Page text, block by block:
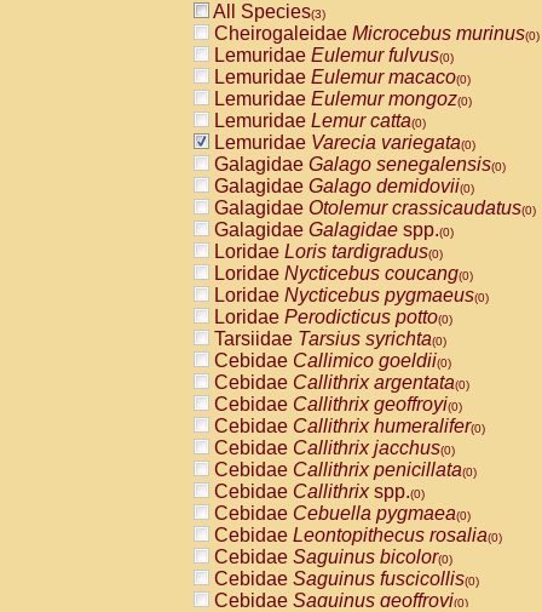
All Species(3)
Cheirogaleidae Microcebus murinus(0)
Lemuridae Eulemur fulvus(0)
Lemuridae Eulemur macaco(0)
Lemuridae Eulemur mongoz(0)
Lemuridae Lemur catta(0)
Lemuridae Varecia variegata(0)
Galagidae Galago senegalensis(0)
Galagidae Galago demidovii(0)
Galagidae Otolemur crassicaudatus(0)
Galagidae Galagidae spp.(0)
Loridae Loris tardigradus(0)
Loridae Nycticebus coucang(0)
Loridae Nycticebus pygmaeus(0)
Loridae Perodicticus potto(0)
Tarsiidae Tarsius syrichta(0)
Cebidae Callimico goeldii(0)
Cebidae Callithrix argentata(0)
Cebidae Callithrix geoffroyi(0)
Cebidae Callithrix humeralifer(0)
Cebidae Callithrix jacchus(0)
Cebidae Callithrix penicillata(0)
Cebidae Callithrixspp.(0)
Cebidae Cebuella pygmaea(0)
Cebidae Leontopithecus rosalia(0)
Cebidae Saguinus bicolor(0)
Cebidae Saguinus fuscicollis(0)
Cebidae Saguinus geoffroyi(0)